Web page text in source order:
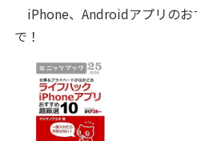
iPhone、Androidアプリのお
で！